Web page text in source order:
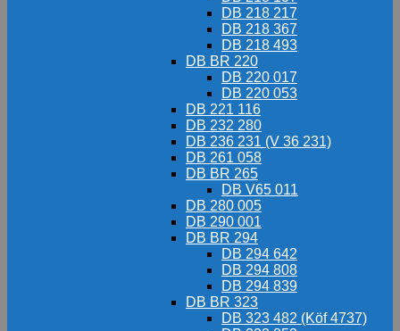
DB 218 217
DB 218 367
DB 218 493
DB BR 220
DB 220 017
DB 220 053
DB 221 116
DB 232 280
DB 236 231 (V 36 231)
DB 261 058
DB BR 265
DB V65 011
DB 280 005
DB 290 001
DB BR 294
DB 294 642
DB 294 808
DB 294 839
DB BR 323
DB 323 482 (Köf 4737)